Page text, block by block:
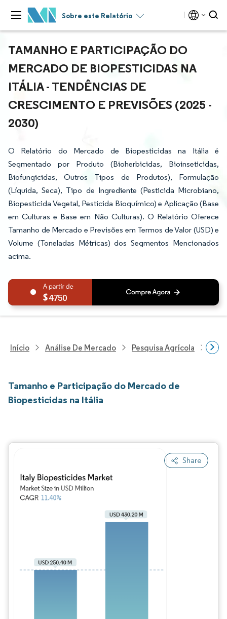
Sobre este Relatório
TAMANHO E PARTICIPAÇÃO DO
MERCADO DE BIOPESTICIDAS NA
ITÁLIA - TENDÊNCIAS DE
CRESCIMENTO E PREVISÕES (2025 -
2030)
O Relatório do Mercado de Biopesticidas na Itália é
Segmentado por Produto (Bioherbicidas, Bioinseticidas,
Biofungicidas, Outros Tipos de Produtos), Formulação
(Líquida, Seca), Tipo de Ingrediente (Pesticida Microbiano,
Biopesticida Vegetal, Pesticida Bioquímico) e Aplicação (Base
em Culturas e Base em Não Culturas). O Relatório Oferece
Tamanho de Mercado e Previsões em Termos de Valor (USD) e
Volume (Toneladas Métricas) dos Segmentos Mencionados
acima.
4750
Início Análise De Mercado Pesquisa Agrícola
Tamanho e Participação do Mercado de
Biopesticidas na Itália
Share